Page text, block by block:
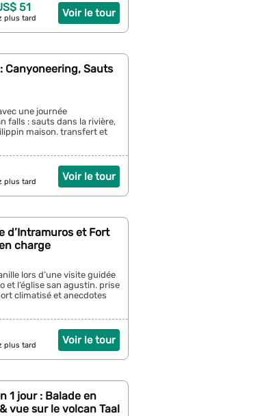
Voir le tour
51
plus tard
Canyoneering, Sauts
une journée
falls : sauts dans la rivière,
maison. transfert et
Voir le tour
plus tard
d’Intramuros et Fort
charge
lors d’une visite guidée
et l’église san agustin. prise
climatisé et anecdotes
Voir le tour
plus tard
1 jour : Balade en
vue sur le volcan Taal